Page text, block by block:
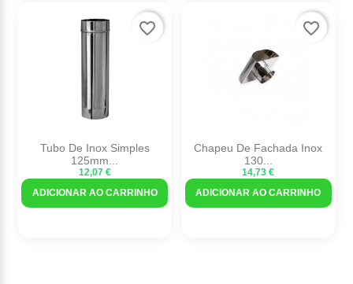
Tubo De Inox Simples
125mm...
12,07 €
ADICIONAR AO CARRINHO
favorite_border
Chapeu De Fachada Inox
130...
14,73 €
ADICIONAR AO CARRINHO
favorite_border